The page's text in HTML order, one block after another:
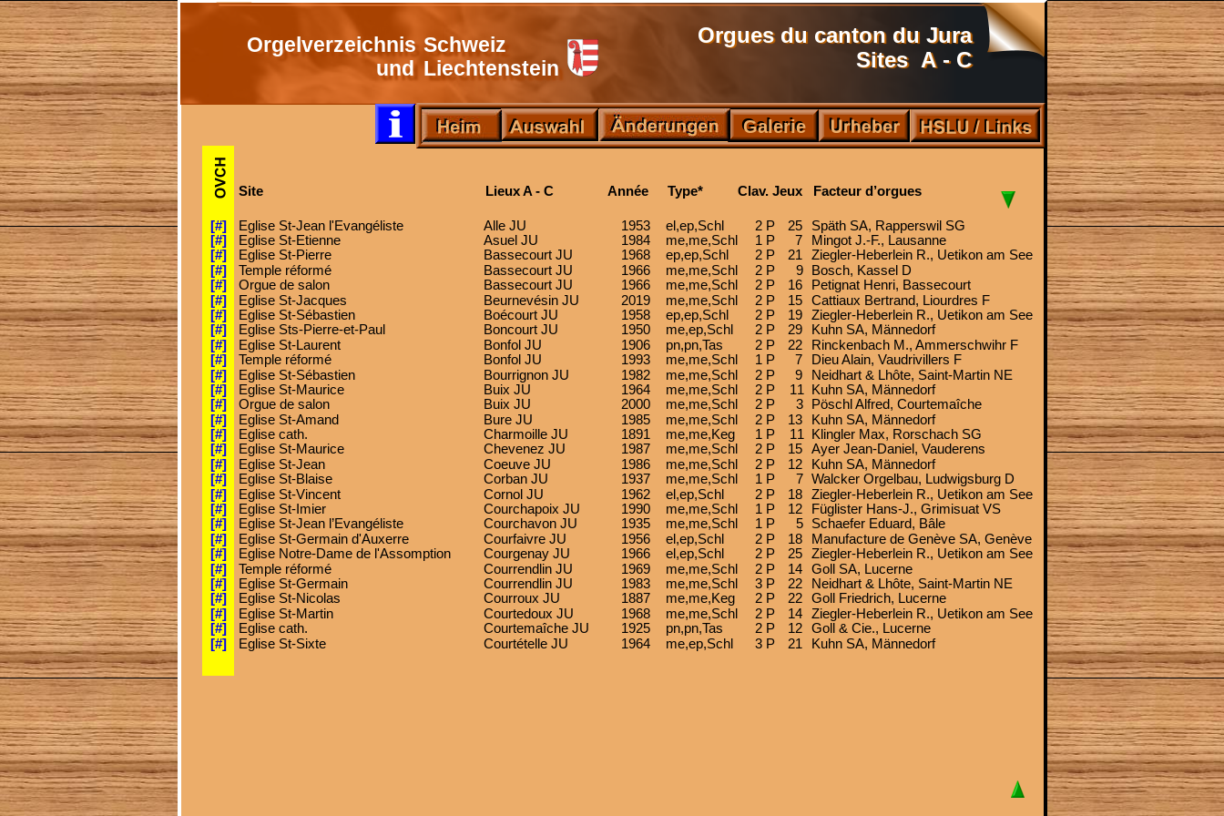
[#] Eglise St-Jean l'Evangéliste Alle JU 1953 el,ep,Schl 2 P 25
Späth SA, Rapperswil SG
[#]
Eglise St-Etienne Asuel JU 1984 me,me,Schl 1 P
  7
Mingot J.-F., Lausanne
[#]
Eglise St-Pierre Bassecourt JU 1968 ep,ep,Schl 2 P 21
Ziegler-Heberlein R., Uetikon am See
[#]
Temple réformé Bassecourt JU 1966 me,me,Schl 2 P 9
Bosch, Kassel D
[#]
Orgue de salon Bassecourt JU 1966 me,me,Schl 2 P 16
Petignat Henri, Bassecourt
[#]
Eglise St-Jacques Beurnevésin JU 2019 me,me,Schl 2 P 15
Cattiaux Bertrand, Liourdres F
[#]
Eglise St-Sébastien Boécourt JU 1958 ep,ep,Schl 2 P 19
Ziegler-Heberlein R., Uetikon am See
[#]
Eglise Sts-Pierre-et-Paul Boncourt JU 1950 me,ep,Schl 2 P 29
Kuhn SA, Männedorf
[#]
Eglise St-Laurent Bonfol JU 1906 pn,pn,Tas 2 P 22
Rinckenbach M., Ammerschwihr F
[#]
Temple réformé Bonfol JU 1993 me,me,Schl 1 P
  7
Dieu Alain, Vaudrivillers F
[#]
Eglise St-Sébastien Bourrignon JU 1982 me,me,Schl 2 P
  9
Neidhart & Lhôte, Saint-Martin NE
[#]
Eglise St-Maurice Buix JU 1964 me,me,Schl 2 P 11
Kuhn SA, Männedorf
[#]
Orgue de salon Buix JU 2000 me,me,Schl 2 P 3
Pöschl Alfred, Courtemaîche
[#]
Eglise St-Amand Bure JU 1985 me,me,Schl 2 P 13
Kuhn SA, Männedorf
[#]
Eglise cath. Charmoille JU 1891 me,me,Keg 1 P 11
Klingler Max, Rorschach SG
[#]
Eglise St-Maurice Chevenez JU 1987 me,me,Schl 2 P 15
Ayer Jean-Daniel, Vauderens
[#]
Eglise St-Jean Coeuve JU 1986 me,me,Schl 2 P 12
Kuhn SA, Männedorf
[#]
Eglise St-Blaise Corban JU 1937 me,me,Schl 1 P 7 Walcker Orgelbau, Ludwigsburg D
[#]
Eglise St-Vincent Cornol JU 1962 el,ep,Schl 2 P 18
Ziegler-Heberlein R., Uetikon am See
[#]
Eglise St-Imier Courchapoix JU 1990 me,me,Schl 1 P 12
Füglister Hans-J., Grimisuat VS
[#]
Eglise St-Jean l’Evangéliste Courchavon JU 1935 me,me,Schl 1 P 5
Schaefer Eduard, Bâle
[#]
Eglise St-Germain d'Auxerre Courfaivre JU 1956 el,ep,Schl 2 P 18
Manufacture de Genève SA, Genève
[#]
Eglise Notre-Dame de l'Assomption Courgenay JU 1966 el,ep,Schl 2 P 25
Ziegler-Heberlein R., Uetikon am See
[#]
Temple réformé Courrendlin JU 1969 me,me,Schl 2 P 14
Goll SA, Lucerne
[#]
Eglise St-Germain Courrendlin JU 1983 me,me,Schl 3 P 22
Neidhart & Lhôte, Saint-Martin NE
[#]
Eglise St-Nicolas Courroux JU 1887 me,me,Keg 2 P 22
Goll Friedrich, Lucerne
[#]
Eglise St-Martin Courtedoux JU 1968 me,me,Schl 2 P 14
Ziegler-Heberlein R., Uetikon am See
[#]
Eglise cath. Courtemaîche JU 1925 pn,pn,Tas 2 P 12
Goll & Cie., Lucerne
[#]
Eglise St-Sixte Courtételle JU 1964 me,ep,Schl 3 P 21 Kuhn SA, Männedorf
Site Lieux A - C Année Type* Clav. Jeux Facteur d’orgues
Orgelverzeichnis Schweiz
und Liechtenstein
Orgues du canton du Jura
Sites  A - C
Galerie
Galerie